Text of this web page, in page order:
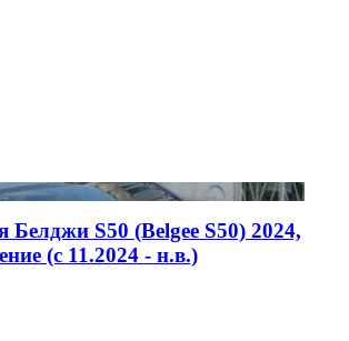
Белджи S50 (Belgee S50) 2024,
(c 11.2024 - н.в.)